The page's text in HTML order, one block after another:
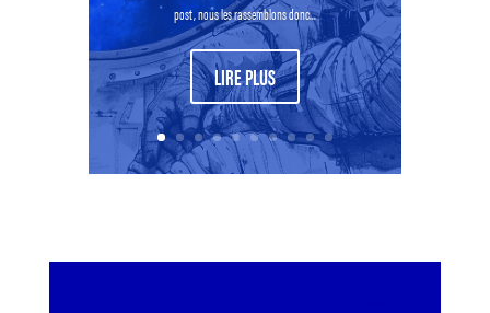
post, nous les rassemblons donc...
LIRE PLUS